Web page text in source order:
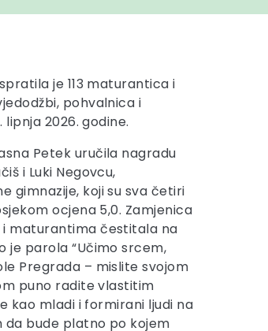
je 113 maturantica i
pohvalnica i
2026. godine.
Petek uručila nagradu
i Luki Negovcu,
gimnazije, koji su sva četiri
ocjena 5,0. Zamjenica
maturantima čestitala na
je parola “Učimo srcem,
Pregrada – mislite svojom
puno radite vlastitim
kao mladi i formirani ljudi na
da bude platno po kojem